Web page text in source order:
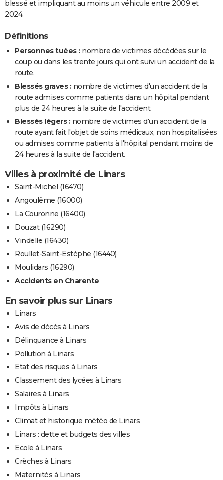
blessé et impliquant au moins un véhicule entre 2009 et
2024.
Définitions
Personnes tuées : nombre de victimes décédées sur le
coup ou dans les trente jours qui ont suivi un accident de la
route.
Blessés graves : nombre de victimes d'un accident de la
route admises comme patients dans un hôpital pendant
plus de 24 heures à la suite de l'accident.
Blessés légers : nombre de victimes d'un accident de la
route ayant fait l'objet de soins médicaux, non hospitalisées
ou admises comme patients à l'hôpital pendant moins de
24 heures à la suite de l'accident.
Villes à proximité de Linars
Saint-Michel (16470)
Angoulême (16000)
La Couronne (16400)
Douzat (16290)
Vindelle (16430)
Roullet-Saint-Estèphe (16440)
Moulidars (16290)
Accidents en Charente
En savoir plus sur Linars
Linars
Avis de décès à Linars
Délinquance à Linars
Pollution à Linars
Etat des risques à Linars
Classement des lycées à Linars
Salaires à Linars
Impôts à Linars
Climat et historique météo de Linars
Linars : dette et budgets des villes
Ecole à Linars
Crèches à Linars
Maternités à Linars